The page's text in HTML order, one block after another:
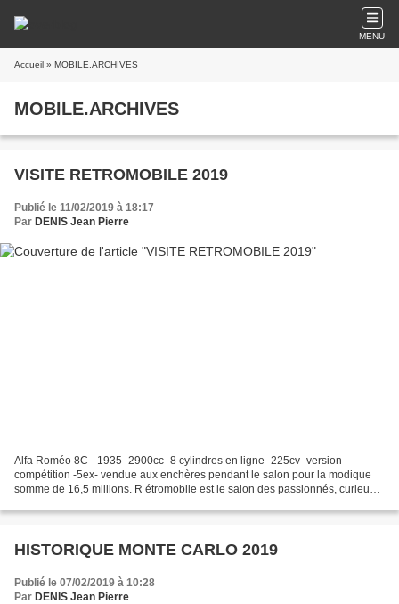
MENU
Accueil » MOBILE.ARCHIVES
MOBILE.ARCHIVES
VISITE RETROMOBILE 2019
Publié le 11/02/2019 à 18:17
Par DENIS Jean Pierre
Alfa Roméo 8C - 1935- 2900cc -8 cylindres en ligne -225cv- version
compétition -5ex- vendue aux enchères pendant le salon pour la modique
somme de 16,5 millions. R étromobile est le salon des passionnés, curieux
HISTORIQUE MONTE CARLO 2019
Publié le 07/02/2019 à 10:28
Par DENIS Jean Pierre